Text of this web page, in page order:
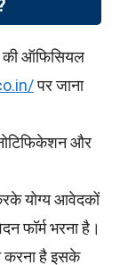
की ऑफिसियल
पर जाना
और
योग्य आवेदकों
फॉर्म भरना है।
है इसके